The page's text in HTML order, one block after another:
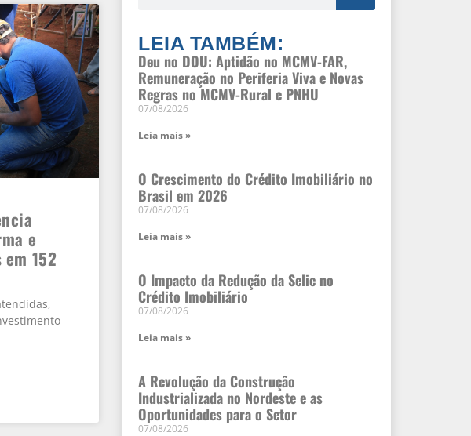
e
152
LEIA TAMBÉM:
Deu no DOU: Aptidão no MCMV-FAR,
Remuneração no Periferia Viva e Novas
Regras no MCMV-Rural e PNHU
07/08/2026
Leia mais »
O Crescimento do Crédito Imobiliário no
Brasil em 2026
07/08/2026
Leia mais »
O Impacto da Redução da Selic no
Crédito Imobiliário
07/08/2026
Leia mais »
A Revolução da Construção
Industrializada no Nordeste e as
Oportunidades para o Setor
07/08/2026